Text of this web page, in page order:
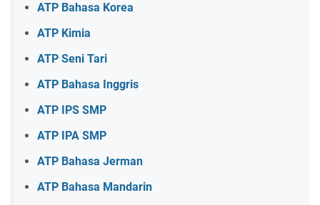
ATP Bahasa Korea
ATP Kimia
ATP Seni Tari
ATP Bahasa Inggris
ATP IPS SMP
ATP IPA SMP
ATP Bahasa Jerman
ATP Bahasa Mandarin